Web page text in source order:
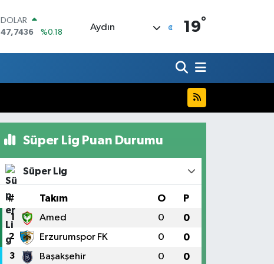
DOLAR
47,7436
%0.18
BİST100
BITCOIN
Aydın 19°
Süper Lig Puan Durumu
Süper Lig
# Takım O P
1 Amed 0 0
2 Erzurumspor FK 0 0
3 Başakşehir 0 0